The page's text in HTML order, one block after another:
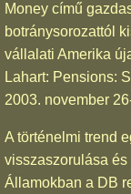
Money című
botránysorozattól
vállalati Amerika
Lahart: Pensions:
2003. november
A történelmi trend
visszaszorulása
Államokban a DB